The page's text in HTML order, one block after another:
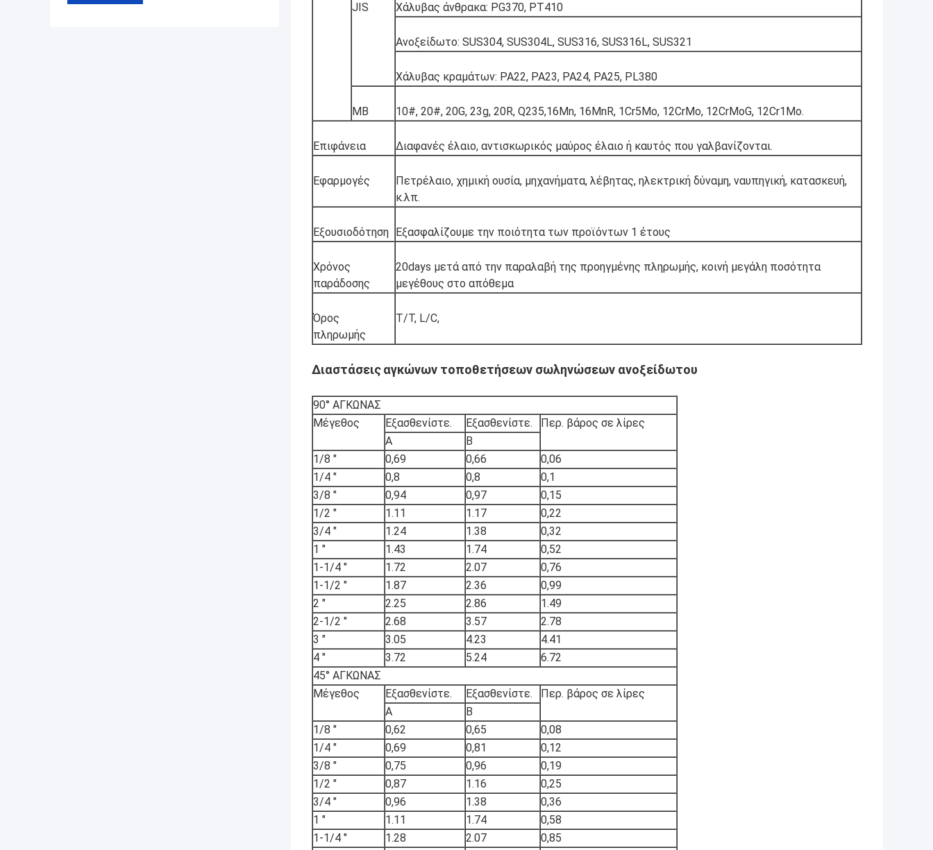
JIS Χάλυβας άνθρακα: PG370, PT410
Ανοξείδωτο: SUS304, SUS304L, SUS316, SUS316L, SUS321
Χάλυβας κραμάτων: PA22, PA23, PA24, PA25, PL380
ΜΒ 10#, 20#, 20G, 23g, 20R, Q235,16Mn, 16MnR, 1Cr5Mo, 12CrMo, 12CrMoG, 12Cr1Mo.
Επιφάνεια Διαφανές έλαιο, αντισκωρικός μαύρος έλαιο ή καυτός που γαλβανίζονται.
Εφαρμογές
Πετρέλαιο, χημική ουσία, μηχανήματα, λέβητας, ηλεκτρική δύναμη, ναυπηγική, κατασκευή,
κ.λπ.
Εξουσιοδότηση Εξασφαλίζουμε την ποιότητα των προϊόντων 1 έτους
Χρόνος
παράδοσης
20days μετά από την παραλαβή της προηγμένης πληρωμής, κοινή μεγάλη ποσότητα
μεγέθους στο απόθεμα
Όρος
πληρωμής
T/T, L/C,
Διαστάσειςαγκώνων τοποθετήσεων σωληνώσεων ανοξείδωτου
90° ΑΓΚΩΝΑΣ
Μέγεθος
Εξασθενίστε. Εξασθενίστε.
Περ. βάρος σε λίρες
Α
Β
1/8 ″
0,69 0,66
0,06
1/4 ″
0,8 0,8
0,1
3/8 ″
0,94 0,97
0,15
1/2 ″
1.11 1.17
0,22
3/4 ″
1.24 1.38
0,32
1 ″
1.43 1.74
0,52
1-1/4 ″
1.72 2.07
0,76
1-1/2 ″
1.87 2.36
0,99
2 ″
2.25 2.86
1.49
2-1/2 ″
2.68 3.57
2.78
3 ″
3.05 4.23
4.41
4 ″
3.72 5.24
6.72
45° ΑΓΚΩΝΑΣ
Μέγεθος
Εξασθενίστε. Εξασθενίστε.
Περ. βάρος σε λίρες
Α
Β
1/8 ″
0,62 0,65
0,08
1/4 ″
0,69 0,81
0,12
3/8 ″
0,75 0,96
0,19
1/2 ″
0,87 1.16
0,25
3/4 ″
0,96 1.38
0,36
1 ″
1.11 1.74
0,58
1-1/4 ″
1.28 2.07
0,85